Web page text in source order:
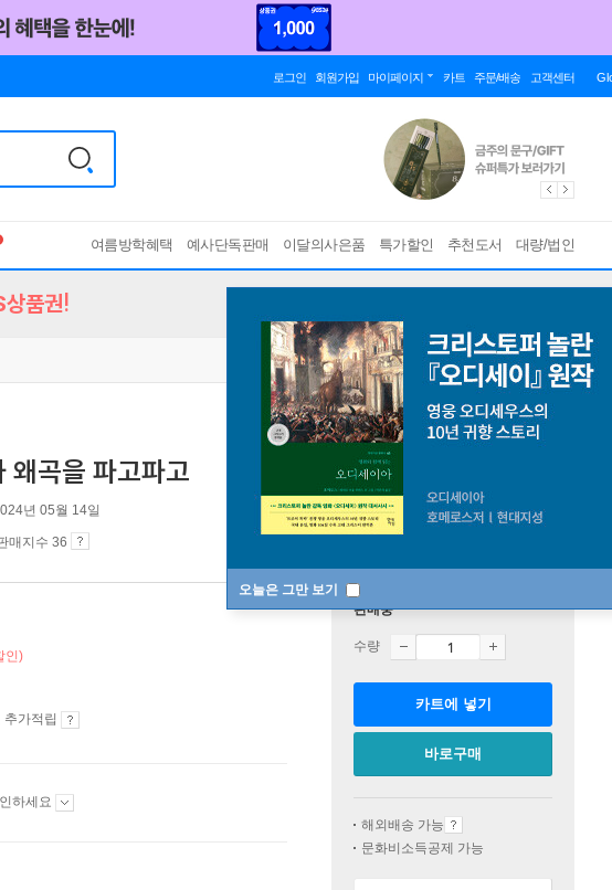
로그인 회원가입 마이페이지 카트 주문/배송 고객센터
여름방학혜택 예사단독판매 이달의사은품 특가할인 추천도서 대량/법인
오늘은 그만 보기
품권!
왜곡을 파고파고
년 05월 14일
매지수 36
인)
가적립
하세요
판매중
수량
카트에 넣기
바로구매
해외배송 가능
문화비소득공제 가능